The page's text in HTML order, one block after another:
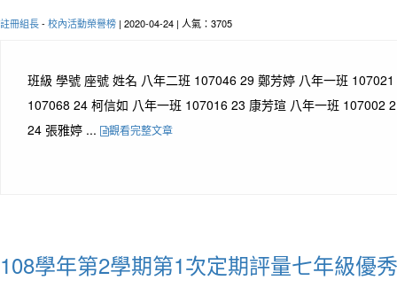
註冊組長- 校內活動榮譽榜 | 2020-04-24 | 人氣：3705
班級 學號 座號 姓名 八年二班 107046 29 鄭芳婷 八年一班
107068 24 柯信如 八年一班 107016 23 康芳瑄 八年一班 107002
24 張雅婷 ...
觀看完整文章
108學年第2學期第1次定期評量七年級優